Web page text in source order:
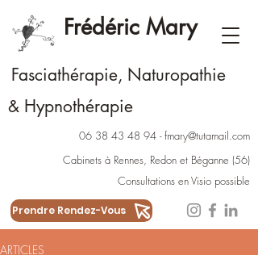
Frédéric Mary
06 38 43 48 94 -fmary@tutamail.com
Cabinets à Rennes, Redon et Béganne (56)
Consultations en Visio possible
Prendre Rendez-Vous
Fasciathérapie, Naturopathie
& Hypnothérapie
ARTICLES